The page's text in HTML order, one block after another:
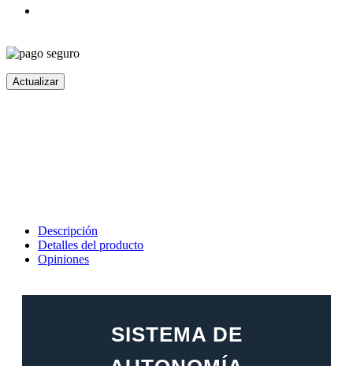
Descripción
Detalles del producto
Opiniones
SISTEMA DE